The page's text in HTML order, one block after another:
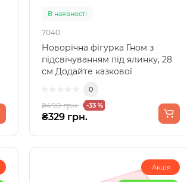
В наявності
7040
Новорічна фігурка Гном з
підсвічуванням під ялинку, 28
см Додайте казкової
0
₴490 грн. -33 %
₴329 грн.
Акція